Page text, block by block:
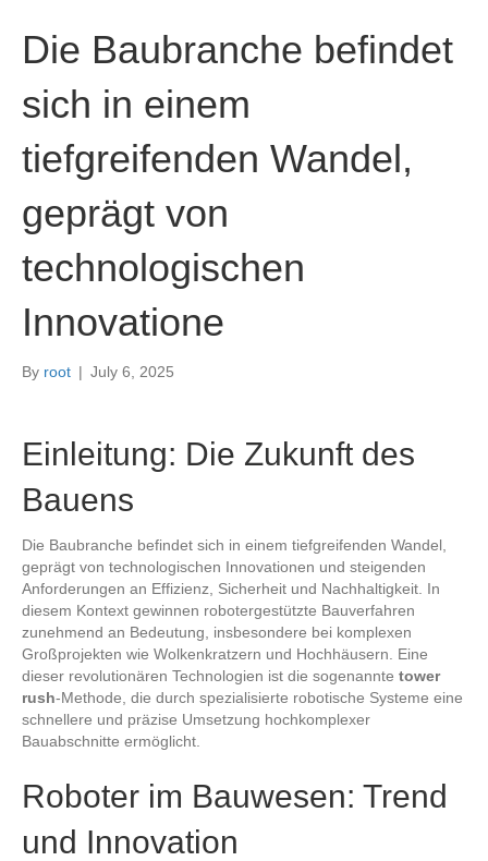
Die Baubranche befindet
sich in einem
tiefgreifenden Wandel,
geprägt von
technologischen
Innovatione
By root | July 6, 2025
Einleitung: Die Zukunft des
Bauens
Die Baubranche befindet sich in einem tiefgreifenden Wandel,
geprägt von technologischen Innovationen und steigenden
Anforderungen an Effizienz, Sicherheit und Nachhaltigkeit. In
diesem Kontext gewinnen robotergestützte Bauverfahren
zunehmend an Bedeutung, insbesondere bei komplexen
Großprojekten wie Wolkenkratzern und Hochhäusern. Eine
dieser revolutionären Technologien ist die sogenannte tower
rush-Methode, die durch spezialisierte robotische Systeme eine
schnellere und präzise Umsetzung hochkomplexer
Bauabschnitte ermöglicht.
Roboter im Bauwesen: Trend
und Innovation